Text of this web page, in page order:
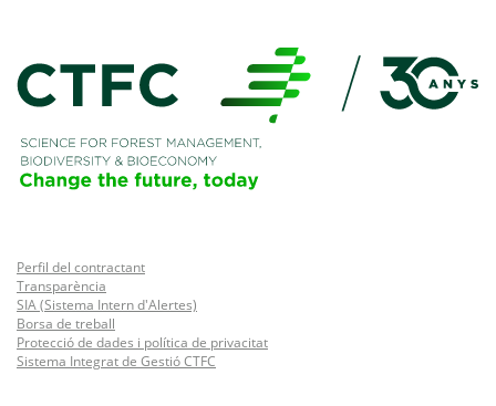
Perfil del contractant
Transparència
SIA (Sistema Intern d'Alertes)
Borsa de treball
Protecció de dades i política de privacitat
Sistema Integrat de Gestió CTFC